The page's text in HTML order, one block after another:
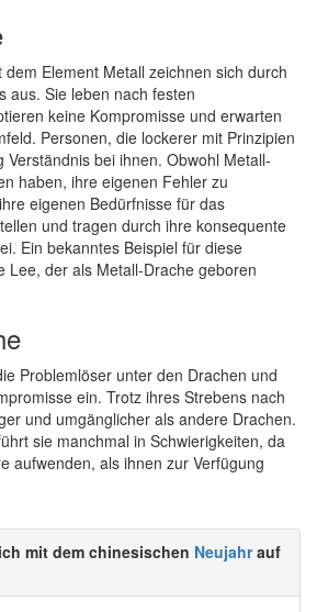
Element Metall zeichnen sich durch
aus. Sie leben nach festen
keine Kompromisse und erwarten
Personen, die lockerer mit Prinzipien
Verständnis bei ihnen. Obwohl Metall-
haben, ihre eigenen Fehler zu
eigenen Bedürfnisse für das
und tragen durch ihre konsequente
Ein bekanntes Beispiel für diese
Lee, der als Metall-Drache geboren
Problemlöser unter den Drachen und
ein. Trotz ihres Strebens nach
und umgänglicher als andere Drachen.
sie manchmal in Schwierigkeiten, da
aufwenden, als ihnen zur Verfügung
mit dem chinesischen Neujahrauf